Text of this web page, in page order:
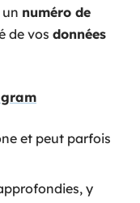
numéro de
de vos données
et peut parfois
y